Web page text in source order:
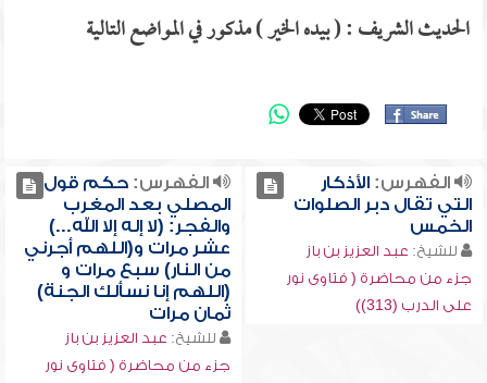
الحديث الشريف : ( بيده الخير ) مذكور في المواضع التالية
الفهرس:الأذكار
التي تقال دبر الصلوات
الخمس
للشيخ: عبد العزيز بن باز
جزء من محاضرة ( فتاوى نور
على الدرب (313))
الفهرس:حكم قول
المصلي بعد المغرب
والفجر: (لا إله إلا الله...)
عشر مرات و(اللهم أجرني
من النار) سبع مرات و
(اللهم إنا نسألك الجنة)
ثمان مرات
للشيخ: عبد العزيز بن باز
جزء من محاضرة ( فتاوى نور